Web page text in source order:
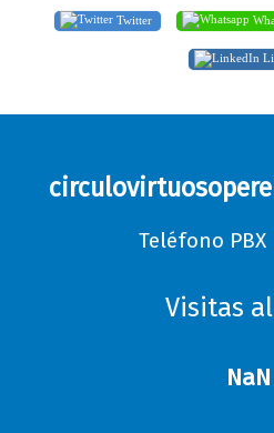
Twitter
Teléfono PBX
Visitas
NaN